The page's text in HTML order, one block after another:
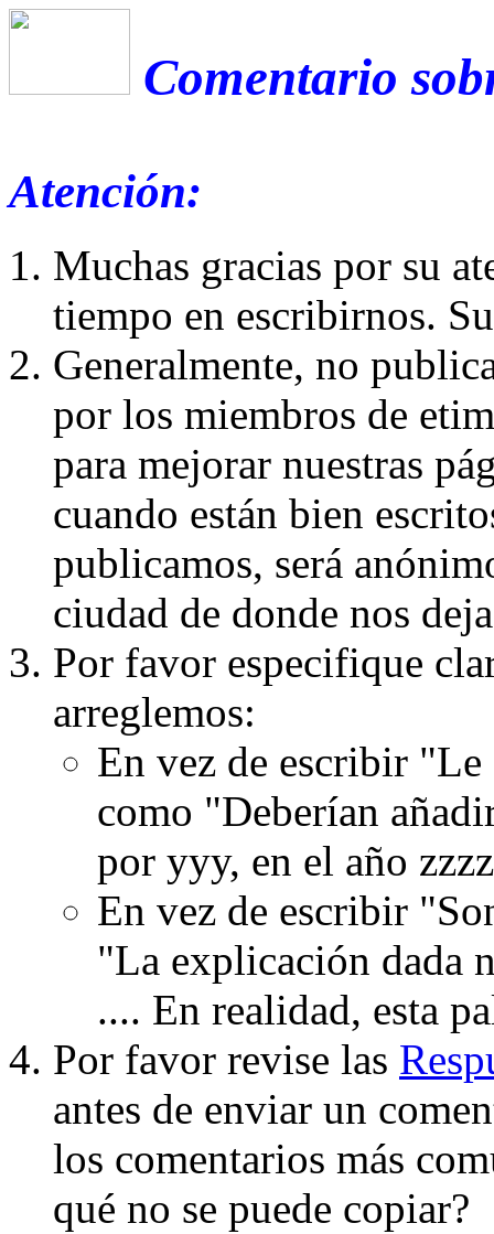
Comentario
Atención:
Muchas gracias por su
tiempo en escribirnos.
Generalmente, no
por los miembros de
para mejorar nuestras
cuando están bien
publicamos, será
ciudad de donde nos
Por favor especifique
arreglemos:
En vez de escribir
como "Deberían
por yyy, en el año
En vez de escribir
"La explicación dada
.... En realidad, esta
Por favor revise las
antes de enviar un
los comentarios más
qué no se puede copiar?